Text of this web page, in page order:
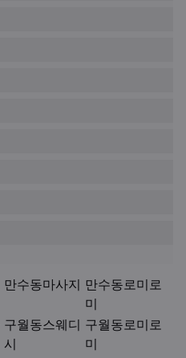
만수동마사지 만수동로미로
미
구월동스웨디
시
구월동로미로
미